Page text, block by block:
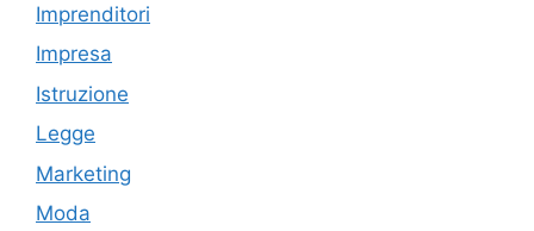
Imprenditori
Impresa
Istruzione
Legge
Marketing
Moda